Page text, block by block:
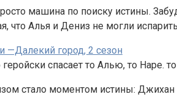
машина по поиску истины.
что Алья и Дениз не могли
спасает то Алью, то Наре.
стало моментом истины: